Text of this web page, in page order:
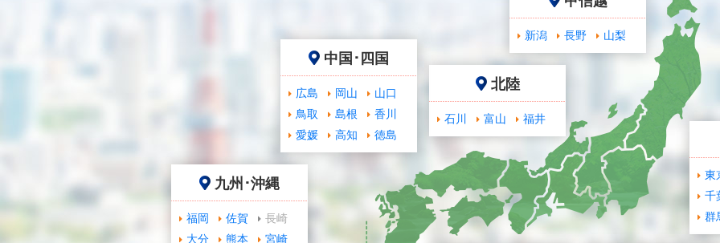
東
千
群
北陸
石川 富山 福井
新潟 長野 山梨
中国･四国
広島 岡山
山口
鳥取
島根
香川
愛媛
高知 徳島
九州･沖縄
福岡 佐賀
長崎
大分
熊本
宮崎